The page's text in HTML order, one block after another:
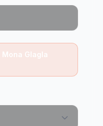
Mona Glagla